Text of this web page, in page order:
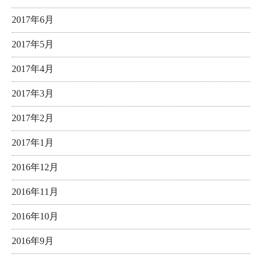
2017年6月
2017年5月
2017年4月
2017年3月
2017年2月
2017年1月
2016年12月
2016年11月
2016年10月
2016年9月